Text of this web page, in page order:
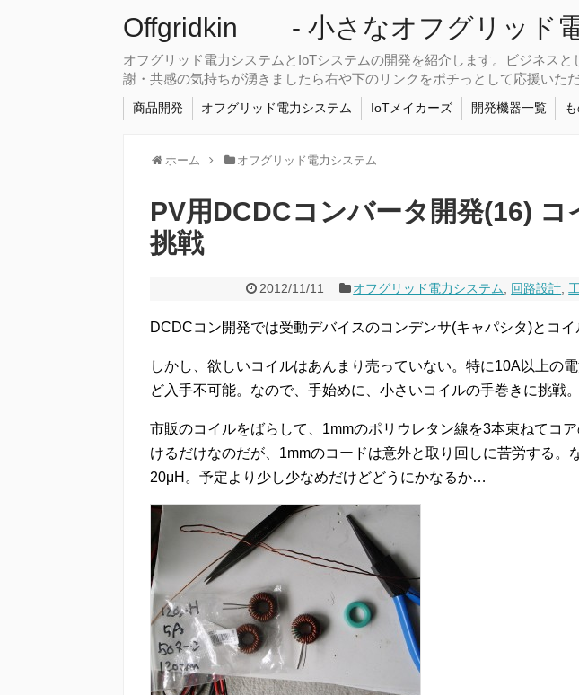
Offgridkin - 小さなオフグリッド
オフグリッド電力システムとIoTシステムの開発を紹介します。ビジネス
謝・共感の気持ちが湧きましたら右や下のリンクをポチっとして応援いた
商品開発 オフグリッド電力システム IoTメイカーズ 開発機器一覧
ホーム オフグリッド電力システム
PV用DCDCコンバータ開発(16) コ
挑戦
2012/11/11 オフグリッド電力システム, 回路設計,
DCDCコン開発では受動デバイスのコンデンサ(キャパシタ)とコイ
しかし、欲しいコイルはあんまり売っていない。特に10A以上の
ど入手不可能。なので、手始めに、小さいコイルの手巻きに挑戦。
市販のコイルをばらして、1mmのポリウレタン線を3本束ねてコ
けるだけなのだが、1mmのコードは意外と取り回しに苦労する。
20μH。予定より少し少なめだけどどうにかなるか…